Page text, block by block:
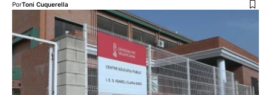
PorToni Cuquerella